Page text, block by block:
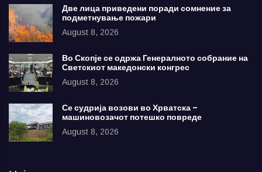
Две лица приведени поради сомнение за
подметнување пожари
August 8, 2026
Во Скопје се одржа Генералното собрание на
Светскиот македонски конгрес
August 8, 2026
Се судрија возови во Хрватска –
машиновозачот потешко повреде
August 8, 2026